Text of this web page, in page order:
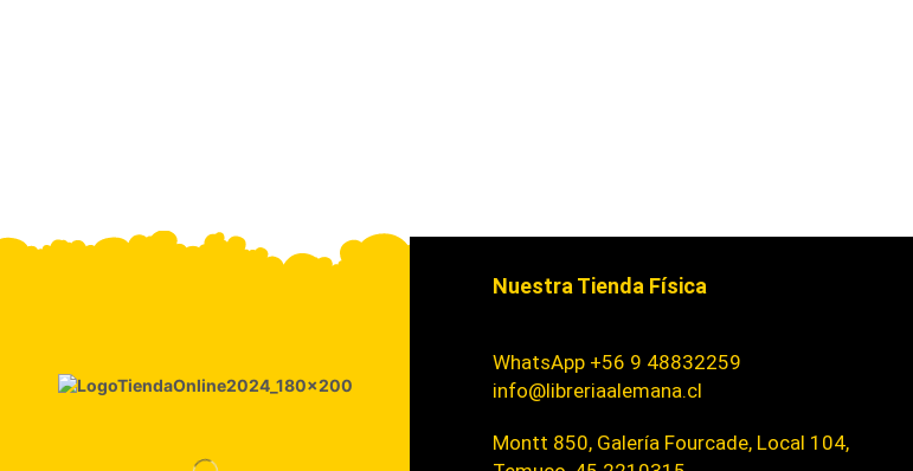
Nuestra Tienda Física
WhatsApp +56 9 48832259
info@libreriaalemana.cl
Montt 850, Galería Fourcade, Local 104,